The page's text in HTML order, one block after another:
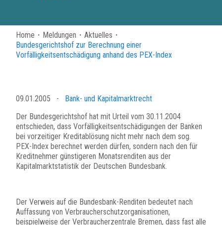
Home ・ Meldungen ・ Aktuelles ・
Bundesgerichtshof zur Berechnung einer
Vorfälligkeitsentschädigung anhand des PEX-Index
09.01.2005 -
Bank- und Kapitalmarktrecht
Der Bundesgerichtshof hat mit Urteil vom 30.11.2004
entschieden, dass Vorfälligkeitsentschädigungen der Banken
bei vorzeitiger Kreditablösung nicht mehr nach dem sog.
PEX-Index berechnet werden dürfen, sondern nach den für
Kreditnehmer günstigeren Monatsrenditen aus der
Kapitalmarktstatistik der Deutschen Bundesbank.
Der Verweis auf die Bundesbank-Renditen bedeutet nach
Auffassung von Verbraucherschutzorganisationen,
beispielweise der Verbraucherzentrale Bremen, dass fast alle